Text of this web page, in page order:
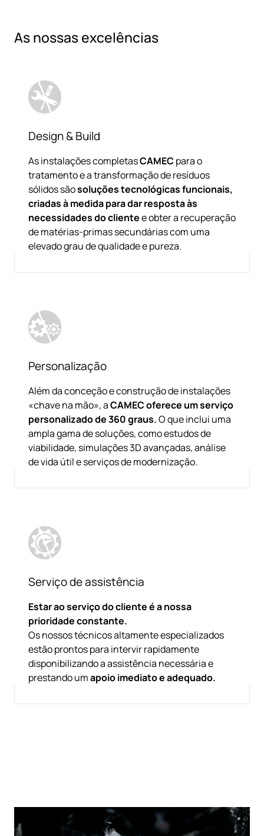
As nossas excelências
Design & Build
As instalações completasCAMEC para o
tratamento e a transformação de resíduos
sólidos sãosoluções tecnológicas funcionais,
criadas à medida para dar resposta às
necessidades do clientee obter a recuperação
de matérias-primas secundárias com uma
elevado grau de qualidade e pureza.
Personalização
Além da conceção e construção de instalações
«chave na mão», aCAMEC oferece um serviço
personalizado de 360 graus.O que inclui uma
ampla gama de soluções, como estudos de
viabilidade, simulações 3D avançadas, análise
de vida útil e serviços de modernização.
Serviço de assistência
Estar ao serviço do cliente é a nossa
prioridade constante.
Os nossos técnicos altamente especializados
estão prontos para intervir rapidamente
disponibilizando a assistência necessária e
prestando umapoio imediato e adequado.